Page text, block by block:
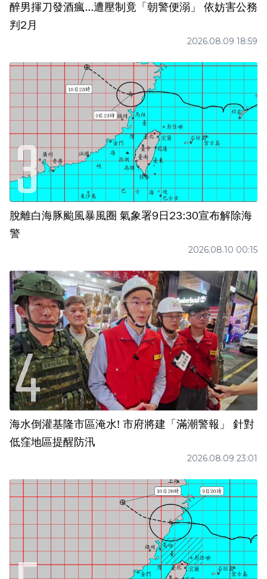
醉男揮刀發酒瘋...遭壓制竟「朝警便溺」 依妨害公務
判2月
2026.08.09 18:59
脫離白海豚颱風暴風圈 氣象署9日23:30宣布解除海
警
2026.08.10 00:15
海水倒灌基隆市區淹水! 市府將建「滿潮警報」 針對
低窪地區提醒防汛
2026.08.09 23:01